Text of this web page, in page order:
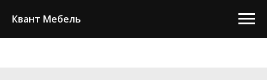
Квант Мебель